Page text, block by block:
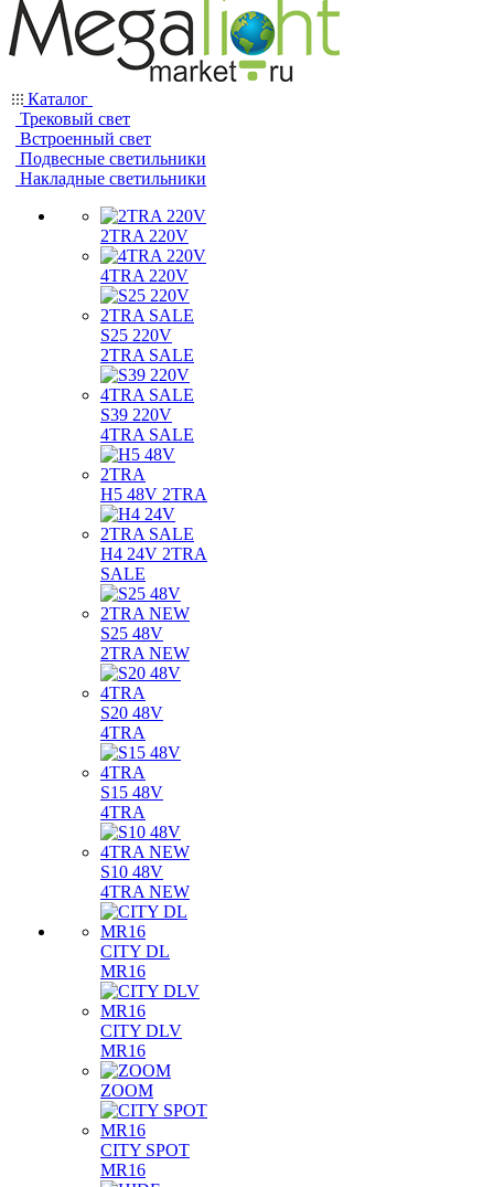
Каталог
Трековый свет
Встроенный свет
Подвесные светильники
Накладные светильники
2TRA 220V
4TRA 220V
S25 220V
2TRA SALE
S39 220V
4TRA SALE
H5 48V 2TRA
H4 24V 2TRA
SALE
S25 48V
2TRA NEW
S20 48V
4TRA
S15 48V
4TRA
S10 48V
4TRA NEW
CITY DL
MR16
CITY DLV
MR16
ZOOM
CITY SPOT
MR16